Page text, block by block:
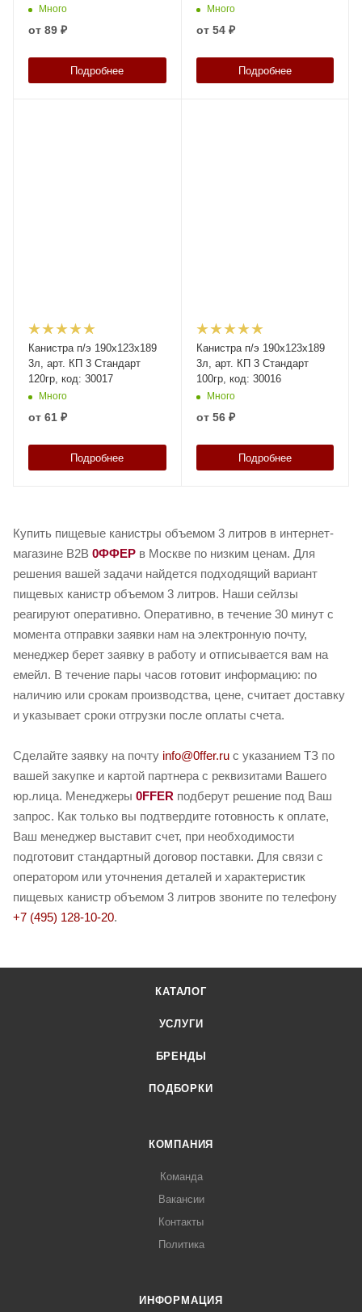
Много
от 89 ₽
Подробнее
код: 21448
Много
от 54 ₽
Подробнее
Канистра п/э 190х123х189
3л, арт. КП 3 Стандарт
120гр, код: 30017
Много
от 61 ₽
Подробнее
Канистра п/э 190х123х189
3л, арт. КП 3 Стандарт
100гр, код: 30016
Много
от 56 ₽
Подробнее
Купить пищевые канистры объемом 3 литров в интернет-
магазине B2B 0ФФЕР в Москве по низким ценам. Для
решения вашей задачи найдется подходящий вариант
пищевых канистр объемом 3 литров. Наши сейлзы
реагируют оперативно. Оперативно, в течение 30 минут с
момента отправки заявки нам на электронную почту,
менеджер берет заявку в работу и отписывается вам на
емейл. В течение пары часов готовит информацию: по
наличию или срокам производства, цене, считает доставку
и указывает сроки отгрузки после оплаты счета.
Сделайте заявку на почту info@0ffer.ru с указанием ТЗ по
вашей закупке и картой партнера с реквизитами Вашего
юр.лица. Менеджеры 0FFER подберут решение под Ваш
запрос. Как только вы подтвердите готовность к оплате,
Ваш менеджер выставит счет, при необходимости
подготовит стандартный договор поставки. Для связи с
оператором или уточнения деталей и характеристик
пищевых канистр объемом 3 литров звоните по телефону
+7 (495) 128-10-20.
КАТАЛОГ
УСЛУГИ
БРЕНДЫ
ПОДБОРКИ
КОМПАНИЯ
Команда
Вакансии
Контакты
Политика
ИНФОРМАЦИЯ